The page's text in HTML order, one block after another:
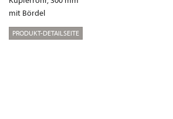
mit Bördel
PRODUKT-DETAILSEITE